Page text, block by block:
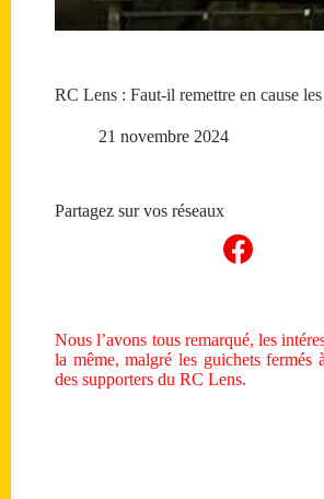
RC Lens : Faut-il remettre en cause
21 novembre 2024
Partagez sur vos réseaux
Nous l’avons tous remarqué, les
la même, malgré les guichets fermés
des supporters du RC Lens.